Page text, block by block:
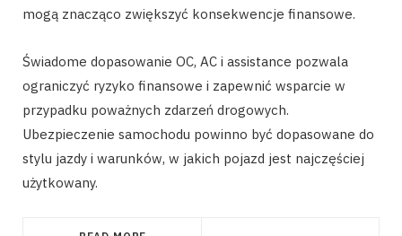
mogą znacząco zwiększyć konsekwencje finansowe.
Świadome dopasowanie OC, AC i assistance pozwala
ograniczyć ryzyko finansowe i zapewnić wsparcie w
przypadku poważnych zdarzeń drogowych.
Ubezpieczenie samochodu powinno być dopasowane do
stylu jazdy i warunków, w jakich pojazd jest najczęściej
użytkowany.